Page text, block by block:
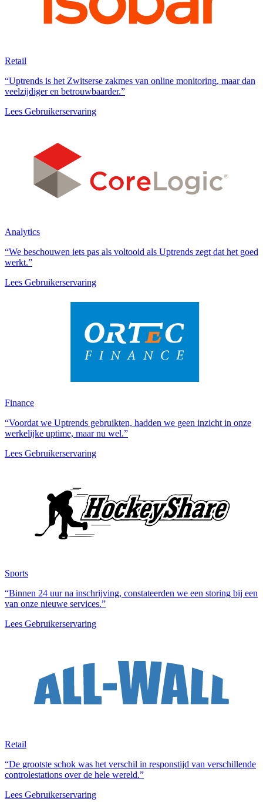
Retail
“Uptrends is het Zwitserse zakmes van online monitoring, maar dan
veelzijdiger en betrouwbaarder.”
Lees Gebruikerservaring
Analytics
“We beschouwen iets pas als voltooid als Uptrends zegt dat het goed
werkt.”
Lees Gebruikerservaring
Finance
“Voordat we Uptrends gebruikten, hadden we geen inzicht in onze
werkelijke uptime, maar nu wel.”
Lees Gebruikerservaring
Sports
“Binnen 24 uur na inschrijving, constateerden we een storing bij een
van onze nieuwe services.”
Lees Gebruikerservaring
Retail
“De grootste schok was het verschil in responstijd van verschillende
controlestations over de hele wereld.”
Lees Gebruikerservaring